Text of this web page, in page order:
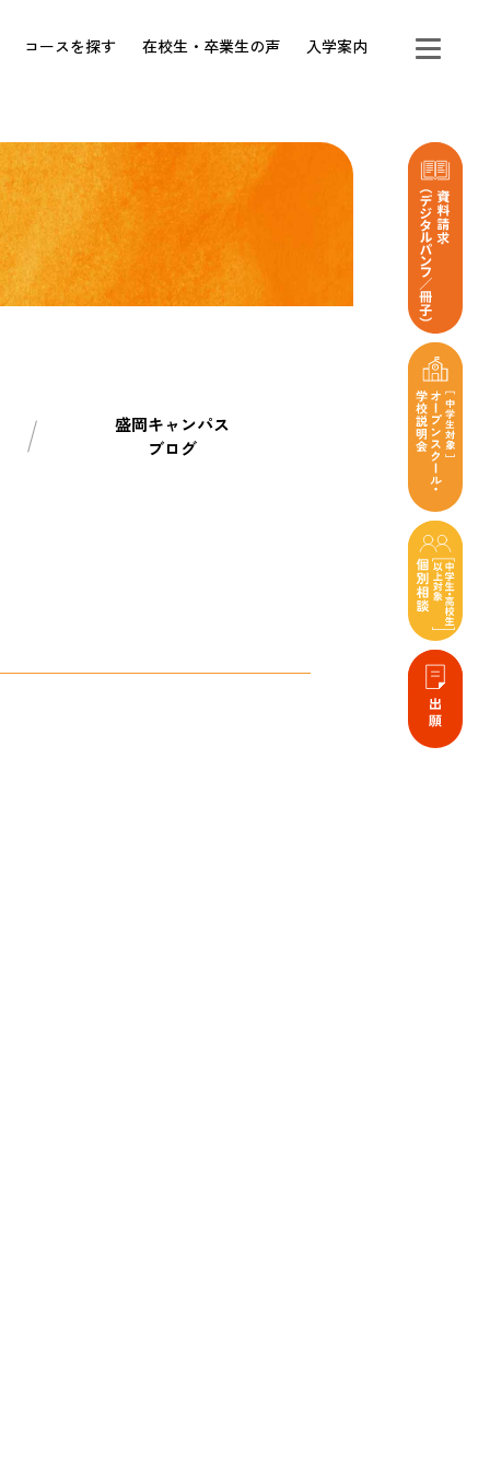
コースを探す 在校生・卒業生の声 入学案内
盛岡キャンパス
ブログ